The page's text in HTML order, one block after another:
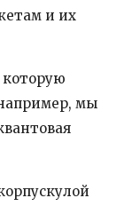
и их
мы